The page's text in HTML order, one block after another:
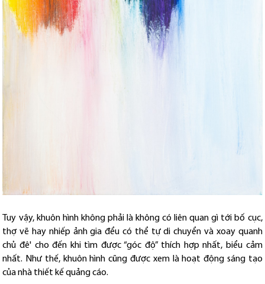
Tuy vậy, khuôn hình không phải là không có liên quan gì tới bố cục,
thợ vẽ hay nhiếp ảnh gia đểu có thể tự di chuyển và xoay quanh
chủ đê' cho đến khi tìm được “góc độ” thích hợp nhất, biểu cảm
nhất. Như thế, khuôn hình cũng được xem là hoạt động sáng tạo
của nhà thiết kế quảng cáo.